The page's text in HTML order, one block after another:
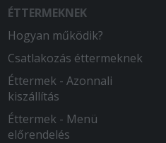
ÉTTERMEKNEK
Hogyan működik?
Csatlakozás éttermeknek
Éttermek - Azonnali
kiszállítás
Éttermek - Menü
előrendelés